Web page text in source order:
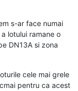
s-ar face numai
lotului ramane o
DN13A si zona
cele mai grele
pentru ca acest